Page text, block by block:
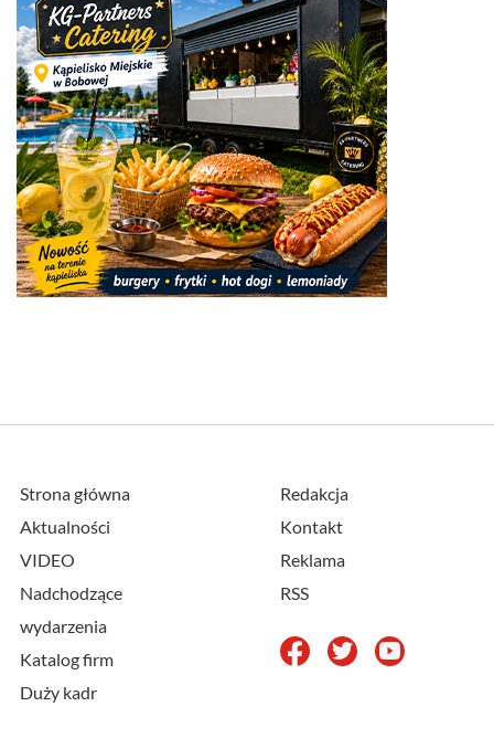
Strona główna
Aktualności
VIDEO
Nadchodzące
wydarzenia
Katalog firm
Duży kadr
Redakcja
Kontakt
Reklama
RSS